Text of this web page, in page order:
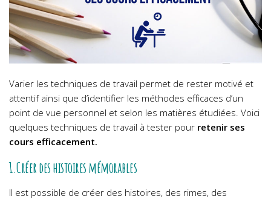
Varier les techniques de travail permet de rester motivé et
attentif ainsi que d’identifier les méthodes efficaces d’un
point de vue personnel et selon les matières étudiées. Voici
quelques techniques de travail à tester pour retenir ses
cours efficacement.
1.Créer des histoires mémorables
Il est possible de créer des histoires, des rimes, des